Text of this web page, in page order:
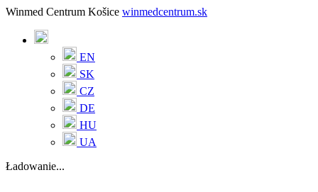
Winmed Centrum Košice winmedcentrum.sk
EN
SK
CZ
DE
HU
UA
Ładowanie...